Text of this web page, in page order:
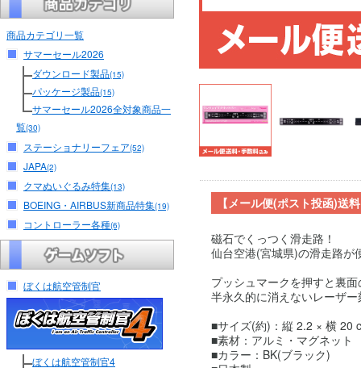
商品カテゴリ一覧
サマーセール2026
ダウンロード製品(15)
パッケージ製品(15)
サマーセール2026全対象商品一
覧(30)
ステーショナリーフェア(52)
JAPA(2)
クマぬいぐるみ特集(13)
BOEING・AIRBUS新商品特集(19)
コントローラー各種(6)
ぼくは航空管制官
ぼくは航空管制官4
【メール便(ポスト投函)送
磁石でくっつく滑走路！
仙台空港(宮城県)の滑走路が
プッシュマークを押すと裏
半永久的に消えないレーザ
■サイズ(約)：縦 2.2 × 横 20
■素材：アルミ・マグネット
■カラー：BK(ブラック)